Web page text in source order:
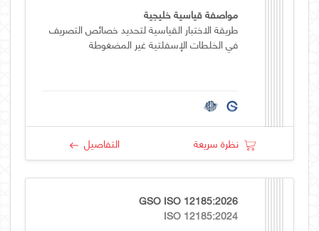
مواصفة قياسية خليجية
طريقة الاختبار القياسية لتحديد خصائص التصريف
في الخلطات الإسفلتية غير المضغوطة
نظرة سريعة التفاصيل
GSO ISO 12185:2026
ISO 12185:2024